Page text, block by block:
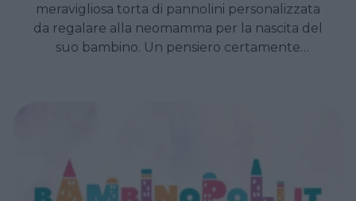
meravigliosa torta di pannolini personalizzata
da regalare alla neomamma per la nascita del
suo bambino. Un pensiero certamente